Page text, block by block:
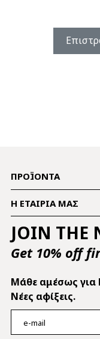
ΠΡΟΪΌΝΤΑ
Η ΕΤΑΙΡΊΑ ΜΑΣ
JOIN THE
Get 10% off
Mάθε αμέσως
Νέες αφίξεις.